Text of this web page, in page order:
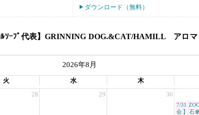
ダウンロード（無料）
ﾙｿｰﾌﾟ代表】GRINNING DOG.&CAT/HAMILL アロマ
2026年8月
火 水 木
28 29 30
7/31
会】石